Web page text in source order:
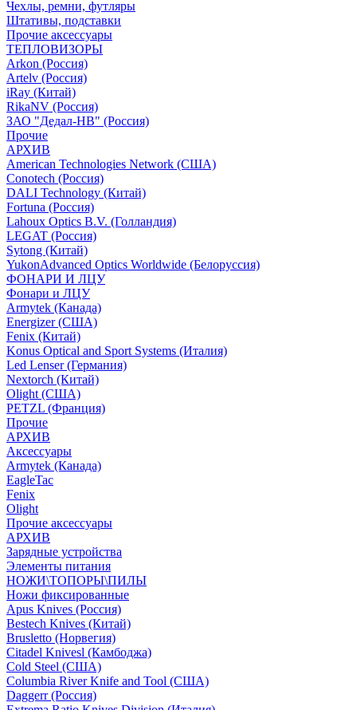
Чехлы, ремни, футляры
Штативы, подставки
Прочие аксессуары
ТЕПЛОВИЗОРЫ
Arkon (Россия)
Artelv (Россия)
iRay (Китай)
RikaNV (Россия)
ЗАО "Дедал-НВ" (Россия)
Прочие
АРХИВ
American Technologies Network (США)
Conotech (Россия)
DALI Technology (Китай)
Fortuna (Россия)
Lahoux Optics B.V. (Голландия)
LEGAT (Россия)
Sytong (Китай)
YukonAdvanced Optics Worldwide (Белоруссия)
ФОНАРИ И ЛЦУ
Фонари и ЛЦУ
Armytek (Канада)
Energizer (США)
Fenix (Китай)
Konus Optical and Sport Systems (Италия)
Led Lenser (Германия)
Nextorch (Китай)
Olight (США)
PETZL (Франция)
Прочие
АРХИВ
Аксессуары
Armytek (Канада)
EagleTac
Fenix
Olight
Прочие аксессуары
АРХИВ
Зарядные устройства
Элементы питания
НОЖИ\ТОПОРЫ\ПИЛЫ
Ножи фиксированные
Apus Knives (Россия)
Bestech Knives (Китай)
Brusletto (Норвегия)
Citadel Knivesl (Камбоджа)
Cold Steel (США)
Columbia River Knife and Tool (США)
Daggerr (Россия)